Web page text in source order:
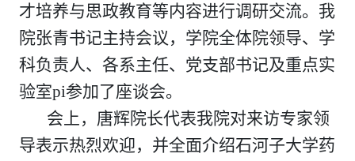
才培养与思政教育等内容进行调研交流。我
院张青书记主持会议 ， 学院全体院领导、 学
科负责人、 各系主任、党支部书记及重点实
验室pi参加了座谈会。
会上，唐辉院长代表我院对来访专家领
导表示热烈欢迎， 并全面介绍石河子大学药